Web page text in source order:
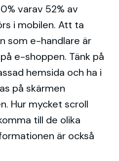
varav 52% av
i mobilen. Att ta
som e-handlare är
e-shoppen. Tänk på
hemsida och ha i
på skärmen
Hur mycket scroll
till de olika
är också